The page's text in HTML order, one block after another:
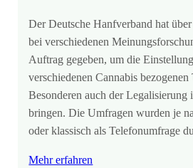
Der Deutsche Hanfverband hat
bei verschiedenen
Auftrag gegeben, um die
verschiedenen Cannabis
Besonderen auch der Legalisierung
bringen. Die Umfragen wurden je
oder klassisch als Telefonumfrage
Mehr erfahren